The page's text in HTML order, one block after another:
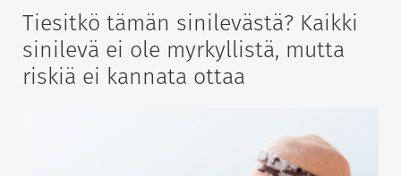
Tiesitkö tämän sinilevästä? Kaikki
sinilevä ei ole myrkyllistä, mutta
riskiä ei kannata ottaa